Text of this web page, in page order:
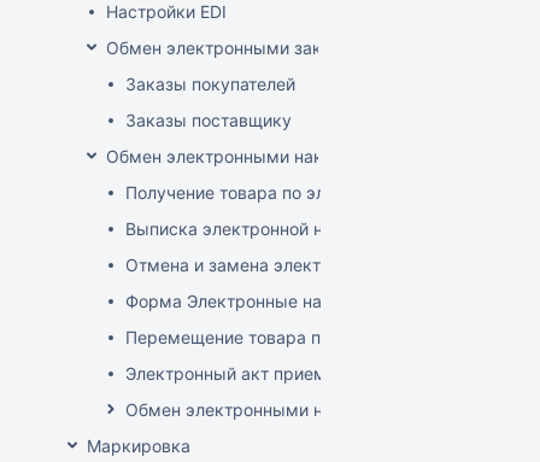
Настройки EDI
Обмен электронными заказами
Заказы покупателей
Заказы поставщику
Обмен электронными накладными
Получение товара по электронной накладной
Выписка электронной накладной
Отмена и замена электронной накладной
Форма Электронные накладные EDI
Перемещение товара по электронной накладной
Электронный акт приемки
Обмен электронными накладными с
Маркировка